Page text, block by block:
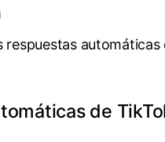
automáticas
de